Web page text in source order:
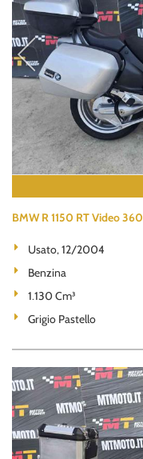
BMW R 1150 RT Video 360
Usato, 12/2004
Benzina
1.130 Cm³
Grigio Pastello